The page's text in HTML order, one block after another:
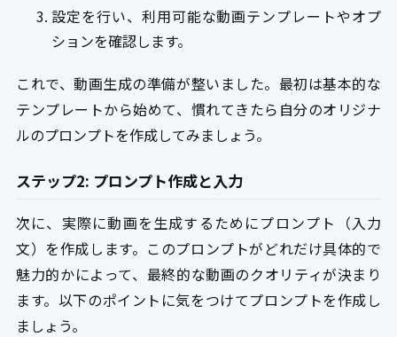
設定を行い、利用可能な動画テンプレートやオプ
ションを確認します。
これで、動画生成の準備が整いました。最初は基本的な
テンプレートから始めて、慣れてきたら自分のオリジナ
ルのプロンプトを作成してみましょう。
ステップ2: プロンプト作成と入力
次に、実際に動画を生成するためにプロンプト（入力
文）を作成します。このプロンプトがどれだけ具体的で
魅力的かによって、最終的な動画のクオリティが決まり
ます。以下のポイントに気をつけてプロンプトを作成し
ましょう。